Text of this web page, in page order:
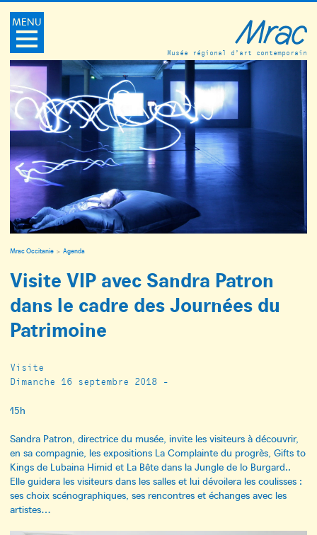
MENU
Musée régional d’art contemporain
Mrac Occitanie Agenda
Visite VIP avec Sandra Patron
dans le cadre des Journées du
Patrimoine
Visite
Dimanche 16 septembre 2018 -
15h
Sandra Patron, directrice du musée, invite les visiteurs à découvrir,
en sa compagnie, les expositions La Complainte du progrès, Gifts to
Kings de Lubaina Himid et La Bête dans la Jungle de Io Burgard..
Elle guidera les visiteurs dans les salles et lui dévoilera les coulisses :
ses choix scénographiques, ses rencontres et échanges avec les
artistes…